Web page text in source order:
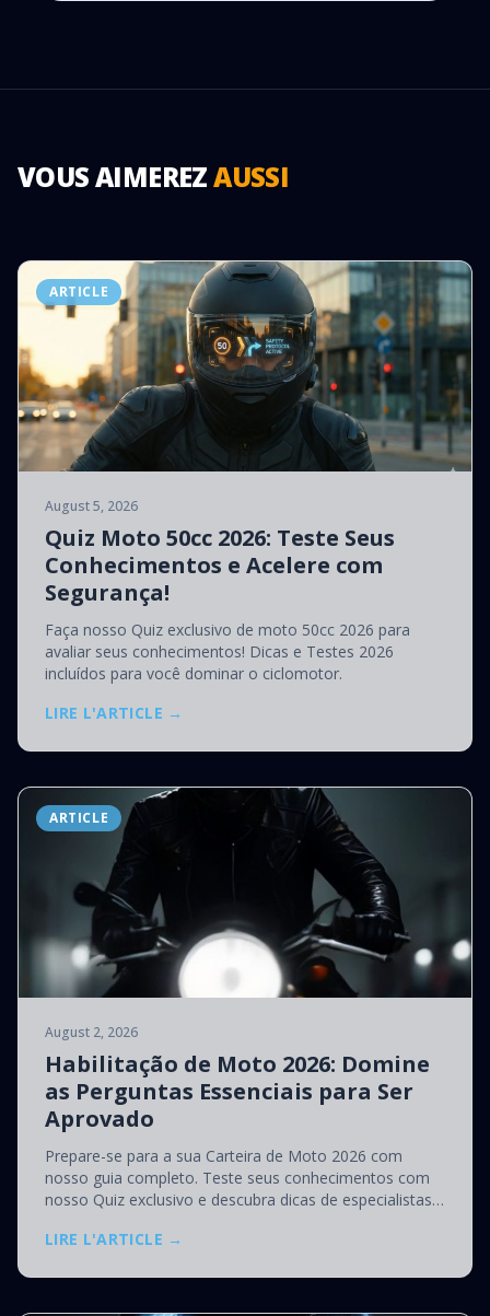
VOUS AIMEREZAUSSI
ARTICLE
August 5, 2026
Quiz Moto 50cc 2026: Teste Seus
Conhecimentos e Acelere com
Segurança!
Faça nosso Quiz exclusivo de moto 50cc 2026 para
avaliar seus conhecimentos! Dicas e Testes 2026
incluídos para você dominar o ciclomotor.
LIRE L'ARTICLE →
ARTICLE
August 2, 2026
Habilitação de Moto 2026: Domine
as Perguntas Essenciais para Ser
Aprovado
Prepare-se para a sua Carteira de Moto 2026 com
nosso guia completo. Teste seus conhecimentos com
nosso Quiz exclusivo e descubra dicas de especialistas
LIRE L'ARTICLE →